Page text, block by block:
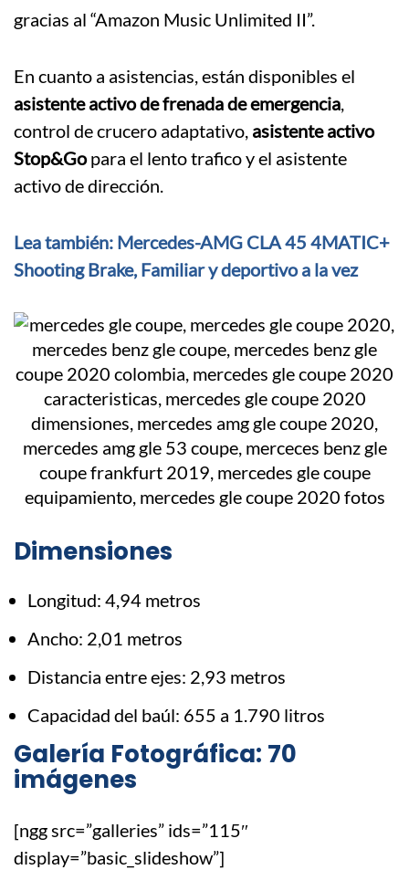
gracias al “Amazon Music Unlimited II”.
En cuanto a asistencias, están disponibles el
asistente activo de frenada de emergencia,
control de crucero adaptativo, asistente activo
Stop&Gopara el lento trafico y el asistente
activo de dirección.
Lea también: Mercedes-AMG CLA 45 4MATIC+
Shooting Brake, Familiar y deportivo a la vez
Dimensiones
Longitud: 4,94 metros
Ancho: 2,01 metros
Distancia entre ejes: 2,93 metros
Capacidad del baúl: 655 a 1.790 litros
Galería Fotográfica: 70
imágenes
[ngg src=”galleries” ids=”115″
display=”basic_slideshow”]